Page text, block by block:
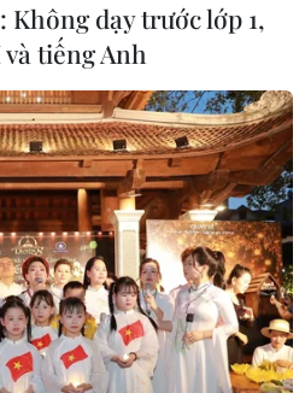
đạt Top 10 Nhà máy
2018
Không dạy trước lớp 1,
tiếng Anh